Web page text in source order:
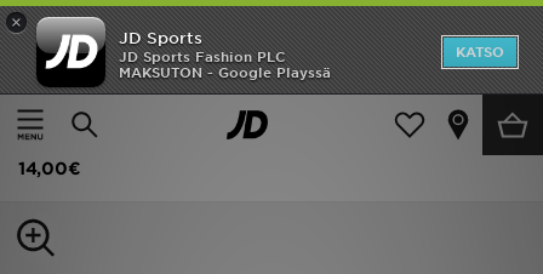
×
JD Sports
JD Sports Fashion PLC
MAKSUTON - Google Playssä
KATSO
Etusivu
Naiset Naisten asusteet Sukat
New Balance 3-Pack Quarter Socks
14,00€
Etusivu
Ale
Miehet